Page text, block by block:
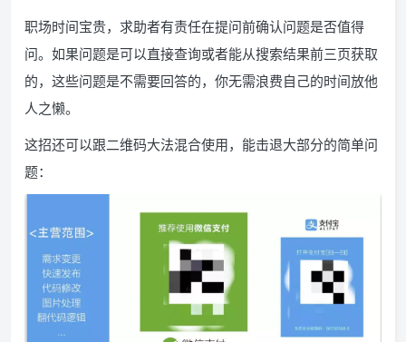
职场时间宝贵，求助者有责任在提问前确认问题是否值得
问。如果问题是可以直接查询或者能从搜索结果前三页获取
的，这些问题是不需要回答的，你无需浪费自己的时间放他
人之懒。
这招还可以跟二维码大法混合使用，能击退大部分的简单问
题：